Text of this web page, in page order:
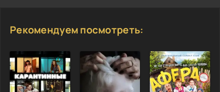
Рекомендуем посмотреть: